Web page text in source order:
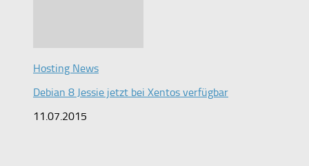
Hosting News
Debian 8 Jessie jetzt bei Xentos verfügbar
11.07.2015